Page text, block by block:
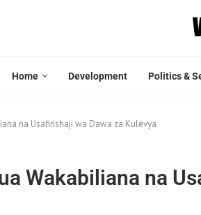
Home Development Politics &
na Usafirishaji wa Dawa za Kulevya
Wakabiliana na